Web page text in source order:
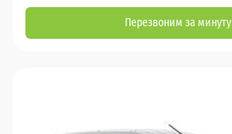
Перезвоним за минуту